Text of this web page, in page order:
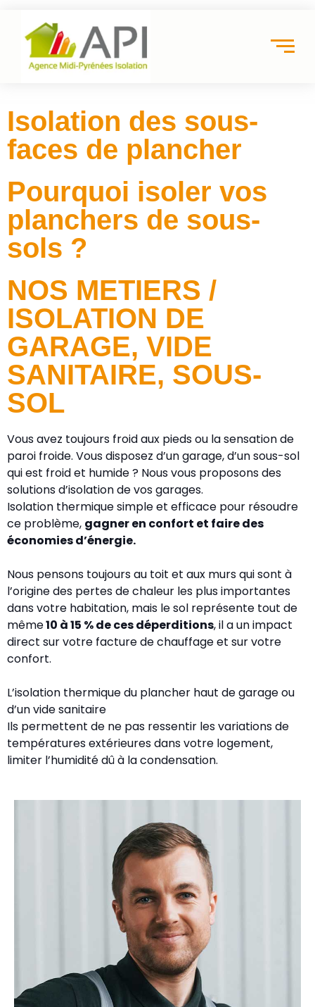
Isolation des sous-
faces de plancher
Pourquoi isoler vos
planchers de sous-
sols ?
NOS METIERS /
ISOLATION DE
GARAGE, VIDE
SANITAIRE, SOUS-
SOL
Vous avez toujours froid aux pieds ou la sensation de
paroi froide. Vous disposez d’un garage, d’un sous-sol
qui est froid et humide ? Nous vous proposons des
solutions d’isolation de vos garages.
Isolation thermique simple et efficace pour résoudre
ce problème, gagner en confort et faire des
économies d’énergie.
Nous pensons toujours au toit et aux murs qui sont à
l’origine des pertes de chaleur les plus importantes
dans votre habitation, mais le sol représente tout de
même10 à 15 % de ces déperditions, il a un impact
direct sur votre facture de chauffage et sur votre
confort.
L’isolation thermique du plancher haut de garage ou
d’un vide sanitaire
Ils permettent de ne pas ressentir les variations de
températures extérieures dans votre logement,
limiter l’humidité dû à la condensation.